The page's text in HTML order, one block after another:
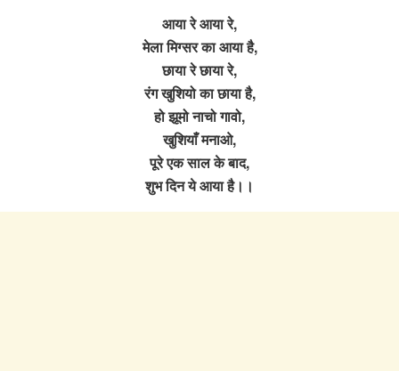
आया रे आया रे,
मेला मिग्सर का आया है,
छाया रे छाया रे,
रंग खुशियो का छाया है,
हो झूमो नाचो गावो,
खुशियाँ मनाओ,
पूरे एक साल के बाद,
शुभ दिन ये आया है।।